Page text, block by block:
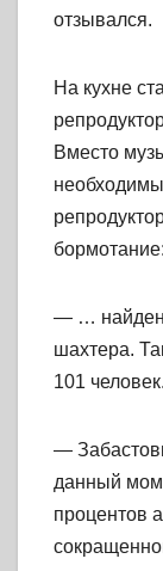
отзывался.
На кухне
Вместо
бормотание:
— …
шахтера.
101 человек.
—
данный
процентов